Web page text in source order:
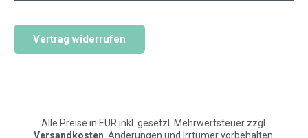
Vertrag widerrufen
Alle Preise in EUR inkl. gesetzl. Mehrwertsteuer zzgl.
Versandkosten . Änderungen und Irrtümer vorbehalten.